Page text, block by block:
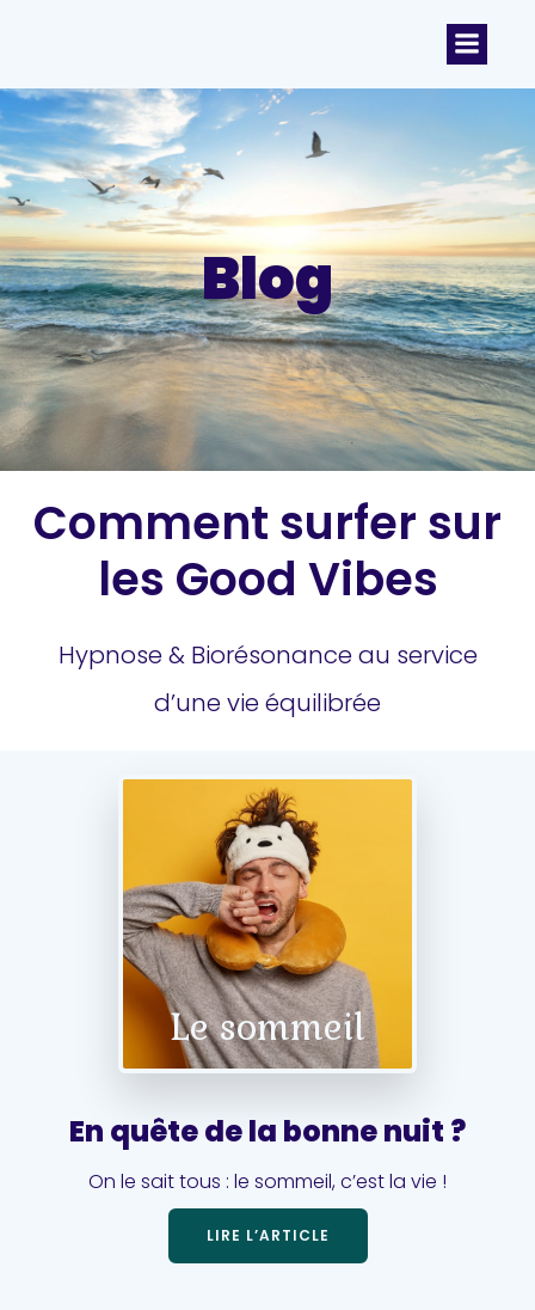
Blog
Comment surfer sur
les Good Vibes
Hypnose & Biorésonance au service
d’une vie équilibrée
Le sommeil
En quête de la bonne nuit ?
On le sait tous : le sommeil, c’est la vie !
LIRE L’ARTICLE